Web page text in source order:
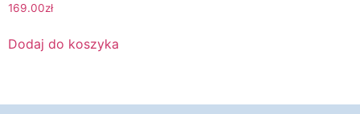
169.00zł
Dodaj do koszyka